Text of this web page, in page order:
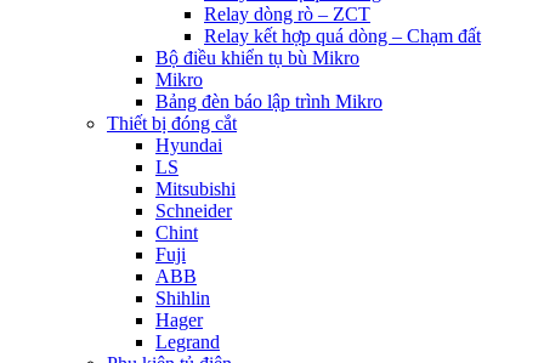
Relay dòng rò – ZCT
Relay kết hợp quá dòng – Chạm đất
Bộ điều khiển tụ bù Mikro
Mikro
Bảng đèn báo lập trình Mikro
Thiết bị đóng cắt
Hyundai
LS
Mitsubishi
Schneider
Chint
Fuji
ABB
Shihlin
Hager
Legrand